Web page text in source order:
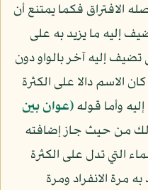
الافتراق فكما يمتنع أن
إليه ما يزيد به على
تضيف إليه آخر بالواو دون
الاسم دالا على الكثرة
وأما قوله﴿عوان بين
من حيث جاز إضافته
التي تدل على الكثرة
مرة الانفراد ومرة